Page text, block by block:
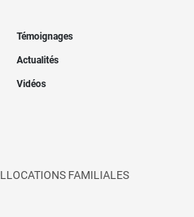
Témoignages
Actualités
Vidéos
FAMILIALES